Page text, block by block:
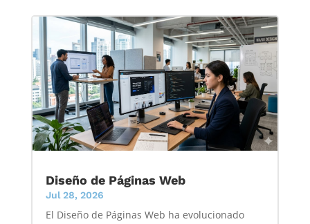
Diseño de Páginas Web
Jul 28, 2026
El Diseño de Páginas Web ha evolucionado